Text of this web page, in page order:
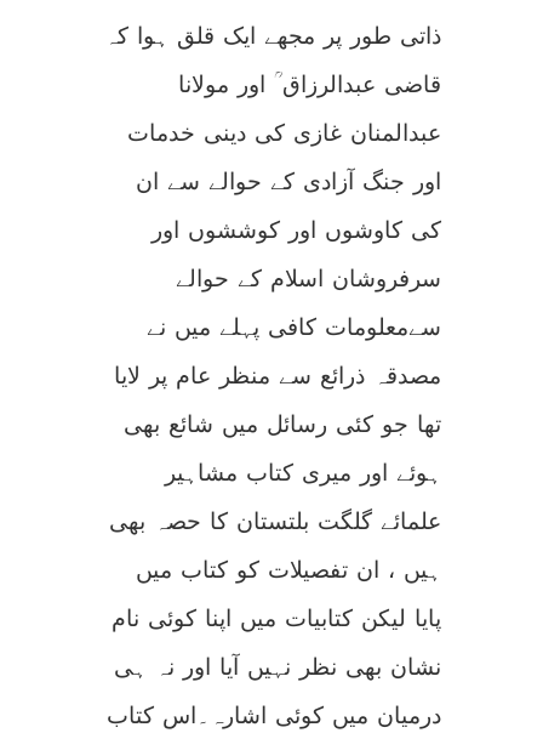
ذاتی طور پر مجھے ایک قلق ہوا کہ
قاضی عبدالرزاق ؒ اور مولانا
عبدالمنان غازی کی دینی خدمات
اور جنگ آزادی کے حوالے سے ان
کی کاوشوں اور کوششوں اور
سرفروشان اسلام کے حوالے
سےمعلومات کافی پہلے میں نے
مصدقہ ذرائع سے منظر عام پر لایا
تھا جو کئی رسائل میں شائع بھی
ہوئے اور میری کتاب مشاہیر
علمائے گلگت بلتستان کا حصہ بھی
ہیں ، ان تفصیلات کو کتاب میں
پایا لیکن کتابیات میں اپنا کوئی نام
نشان بھی نظر نہیں آیا اور نہ ہی
درمیان میں کوئی اشارہ۔اس کتاب